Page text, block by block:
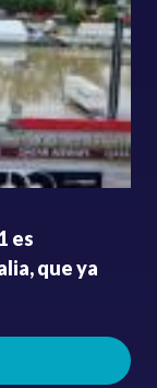
es
que ya